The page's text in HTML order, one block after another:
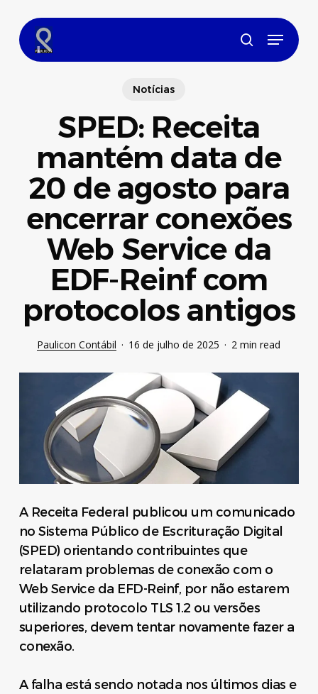
main
content
search
Menu
Notícias
SPED: Receita
mantém data de
20 de agosto para
encerrar conexões
Web Service da
EDF-Reinf com
protocolos antigos
Paulicon Contábil 16 de julho de 2025 2 min read
A Receita Federal publicou um comunicado
no Sistema Público de Escrituração Digital
(SPED) orientando contribuintes que
relataram problemas de conexão com o
Web Service da EFD-Reinf, por não estarem
utilizando protocolo TLS 1.2 ou versões
superiores, devem tentar novamente fazer a
conexão.
A falha está sendo notada nos últimos dias e